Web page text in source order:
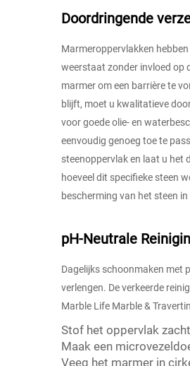
Doordringende
Marmeroppervlakken
weerstaat zonder invloed op
marmer om een barrière te
blijft, moet u kwalitatieve
voor goede olie- en
eenvoudig genoeg toe te
steenoppervlak en laat u het
hoeveel dit specifieke steen
bescherming van het steen
pH-Neutrale
Dagelijks schoonmaken met
verlengen. De verkeerde
Marble Life Marble &
Stof het oppervlak
Maak een
Veeg het marmer in